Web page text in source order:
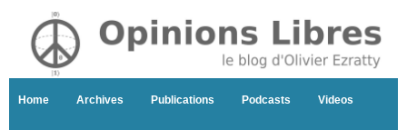
Home Archives Publications Podcasts Videos